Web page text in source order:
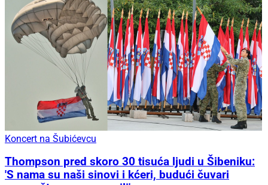
Koncert na Šubićevcu
Thompson pred skoro 30 tisuća ljudi u Šibeniku:
'S nama su naši sinovi i kćeri, budući čuvari